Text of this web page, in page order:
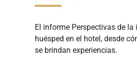
El informe Perspectivas de
huésped en el hotel, desde
se brindan experiencias.